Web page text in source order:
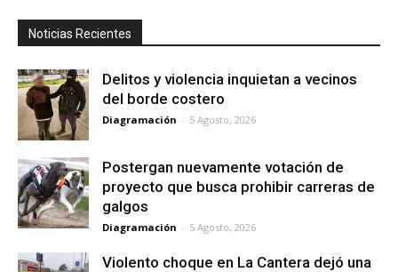
Noticias Recientes
Delitos y violencia inquietan a vecinos
del borde costero
Diagramación - 5 Agosto, 2026
Postergan nuevamente votación de
proyecto que busca prohibir carreras de
galgos
Diagramación - 5 Agosto, 2026
Violento choque en La Cantera dejó una